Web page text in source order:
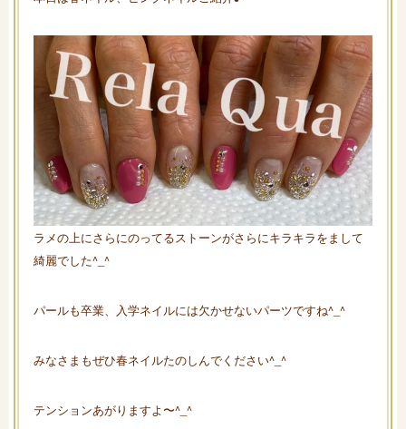
ラメの上にさらにのってるストーンがさらにキラキラをまして
綺麗でした^_^
パールも卒業、入学ネイルには欠かせないパーツですね^_^
みなさまもぜひ春ネイルたのしんでください^_^
テンションあがりますよ〜^_^